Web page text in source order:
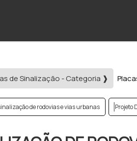
de Sinalização - Categoria ❱
de rodovias e vias urbanas Projeto